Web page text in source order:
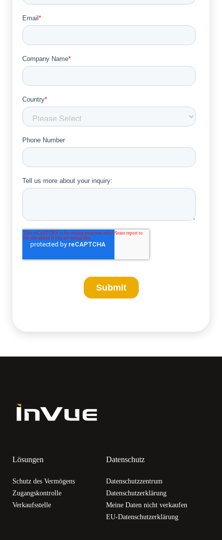
Lösungen
Schutz des Vermögens
Zugangskontrolle
Verkaufsstelle
Datenschutz
Datenschutzzentrum
Datenschutzerklärung
Meine Daten nicht verkaufen
EU-Datenschutzerklärung